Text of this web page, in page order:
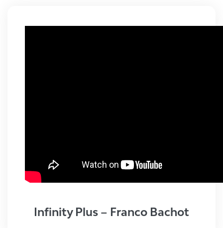
Infinity Plus – Franco Bachot